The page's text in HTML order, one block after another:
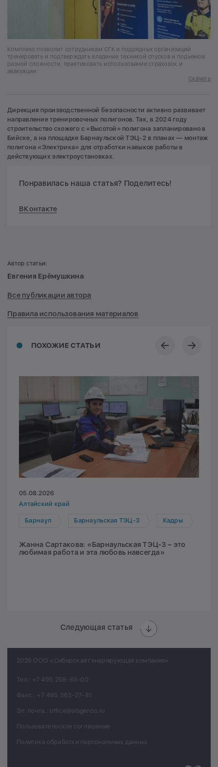
Комплекс позволит сотрудникам СГК и подрядных организаций
тренировать и подтверждать владение техникой спусков и подьемов
разной сложности, практиковать использование страховок и
эвакуации
Скачать
Дирекция производственной безопасности активно развивает
направление тренировочных полигонов. Так, в 2024 году
строительство схожего с «Высотой» полигона запланировано в
Бийске, а на площадке Барнаульской ТЭЦ-2 в планах — монтаж
полигона «Электрика» для отработки навыков работы в
действующих электроустановках.
Понравилась наша статья? Поделитесь!
ВКонтакте
ПОХОЖИЕ СТАТЬИ
05.08.2026
Алтайский край
Барнаул Барнаульская ТЭЦ-3 Кадры
Жанна Сартакова: «Барнаульская ТЭЦ-3 – это
любимая работа и эта любовь навсегда»
Следующая статья
Автор статьи:
Евгения Ерёмушкина
Все публикации автора
Правила использования материалов
2026 ООО «Сибирская генерирующая компания»
Тел.: +7 495 258-83-00
Факс.: +7 495 363-27-81
Эл. почта.: office@sibgenco.ru
Пользовательское соглашение
Политика обработки персональных данных